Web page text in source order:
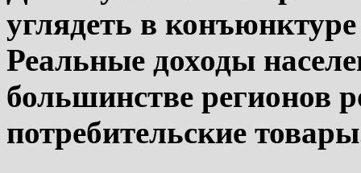
углядеть в
Реальные доходы
большинстве регионов
потребительские